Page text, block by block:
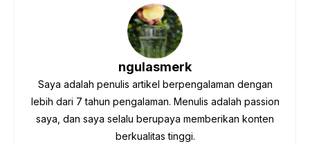
ngulasmerk
Saya adalah penulis artikel berpengalaman dengan
lebih dari 7 tahun pengalaman. Menulis adalah passion
saya, dan saya selalu berupaya memberikan konten
berkualitas tinggi.